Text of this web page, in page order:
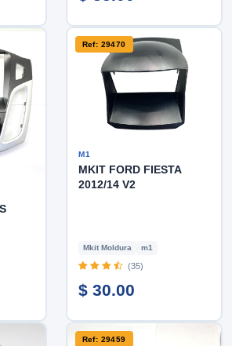
Ref: 29470
M1
MKIT FORD FIESTA
2012/14 V2
Mkit Moldura m1
(35)
$ 30.00
Ref: 29459